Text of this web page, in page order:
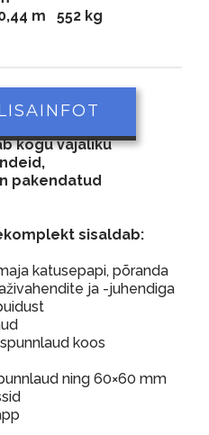
m 552 kg
kogu vajaliku
pakendatud
sisaldab:
katusepapi, põranda
ja -juhendiga
koos
ning 60×60 mm